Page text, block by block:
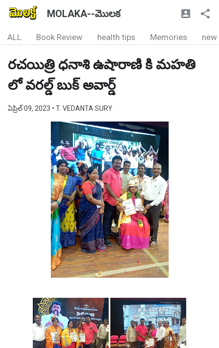
MOLAKA--మొలక
ALL Book Review health tips Memories new
రచయిత్రి ధనాశి ఉషారాణి కి మహతి
లో వరల్డ్ బుక్ అవార్డ్
ఏప్రిల్ 09, 2023 • T. VEDANTA SURY